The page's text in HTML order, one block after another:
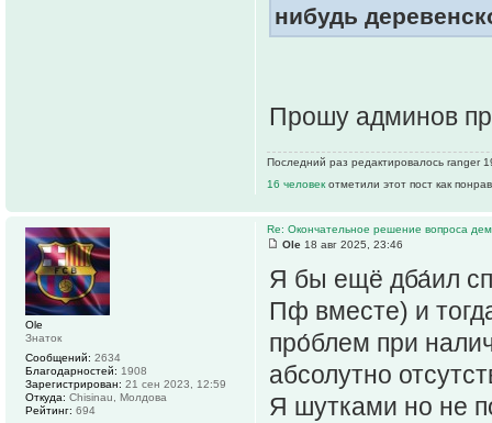
нибудь
Прошу админов
Последний раз редактировалось ranger
16 человек отметили этот пост как
Re: Окончательное решение вопроса
Ole 18 авг 2025, 23:46
Я бы ещё дба́ил
Пф вместе) и
про́блем при
абсолутно
Я шутками но не
Ole
Знаток
Сообщений: 2634
Благодарностей: 1908
Зарегистрирован: 21 сен 2023, 12:59
Откуда: Chisinau, Молдова
Рейтинг: 694